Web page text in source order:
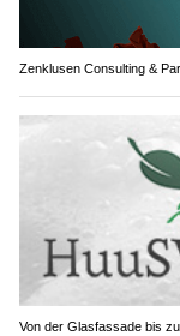
Zenklusen Consulting &
Von der Glasfassade bis